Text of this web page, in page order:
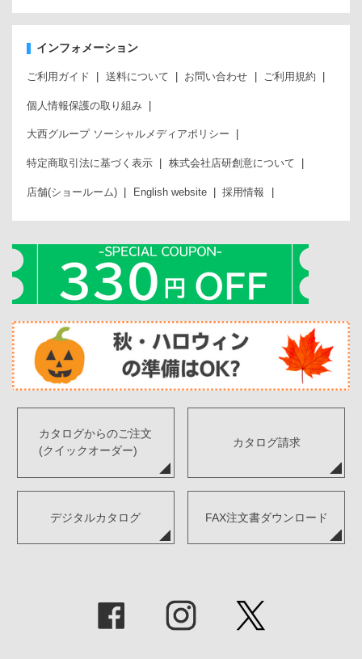
インフォメーション
ご利用ガイド 送料について お問い合わせ ご利用規約
個人情報保護の取り組み
大西グループ ソーシャルメディアポリシー
特定商取引法に基づく表示 株式会社店研創意について
店舗(ショールーム) English website 採用情報
カタログからのご注文
(クイックオーダー)
カタログ請求
デジタルカタログ FAX注文書ダウンロード